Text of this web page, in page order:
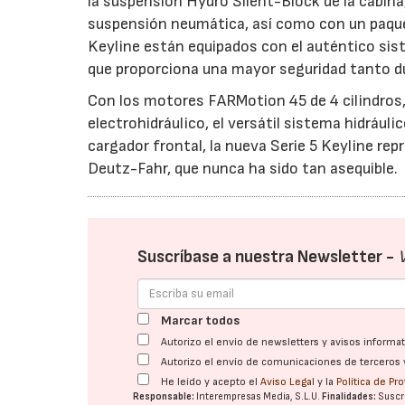
suspensión neumática, así como con un
Keyline están equipados con el auténtico
que proporciona una mayor seguridad tanto
Con los motores FARMotion 45 de 4
electrohidráulico, el versátil sistema
cargador frontal, la nueva Serie 5 Keyline
Deutz-Fahr, que nunca ha sido tan asequible.
Suscríbase a nuestra Newsletter -
Marcar todos
Autorizo el envío de newsletters y avisos
Autorizo el envío de comunicaciones de
He leído y acepto elAviso Legal y la Política de
Responsable: Interempresas Media, S.L.U.Finalidades: